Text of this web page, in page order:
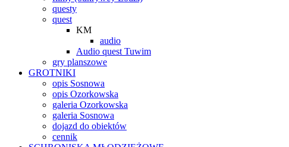
questy
quest
KM
audio
Audio quest Tuwim
gry planszowe
GROTNIKI
opis Sosnowa
opis Ozorkowska
galeria Ozorkowska
galeria Sosnowa
dojazd do obiektów
cennik